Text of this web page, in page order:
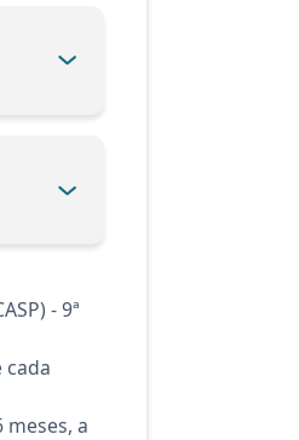
- 9ª
cada
a